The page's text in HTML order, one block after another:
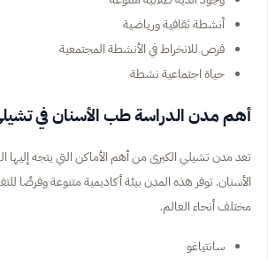
أنشطة ثقافية ورياضية
فرص للانخراط في الأنشطة المجتمعية
حياة اجتماعية نشطة
أهم مدن الدراسة طب الأسنان في
تعد مدن تشيلي الكبرى من أهم الأماكن التي يتجه
الأسنان. توفر هذه المدن بيئة أكاديمية متنوعة وفرصًا
مختلف أنحاء العالم.
سانتياغو